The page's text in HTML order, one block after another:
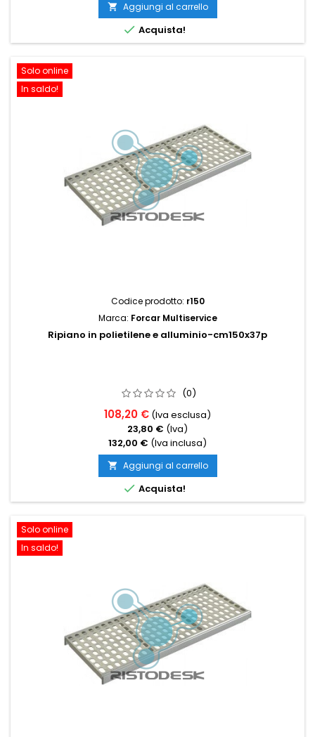
 Aggiungi al carrello
 Acquista!
Solo online
In saldo!
Codice prodotto: r150
Marca: Forcar Multiservice
Ripiano in polietilene e alluminio-cm150x37p
(0)
108,20 € (Iva esclusa)
23,80 € (Iva)
132,00 € (Iva inclusa)
 Aggiungi al carrello
 Acquista!
Solo online
In saldo!